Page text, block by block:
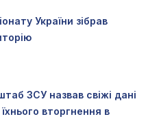
України зібрав
ЗСУ назвав свіжі дані
вторгнення в